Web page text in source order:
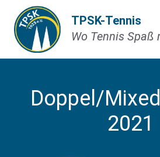
Inhalt
springen
TPSK-Tennis
Wo Tennis Spaß
Doppel/
2021